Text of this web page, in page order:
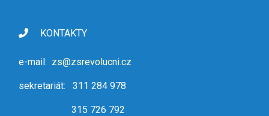
KONTAKTY
e-mail: zs@zsrevolucni.cz
sekretariát: 311 284 978
315 726 792